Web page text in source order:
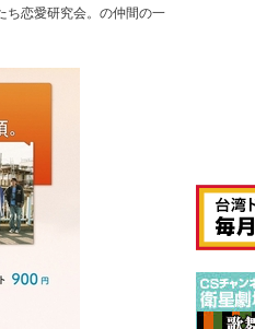
ち恋愛研究会。の仲間の一